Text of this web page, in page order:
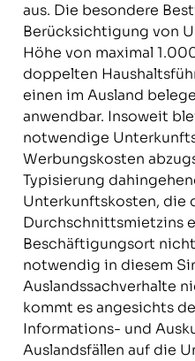
aus. Die besondere
Berücksichtigung von
Höhe von maximal
doppelten
einen im Ausland
anwendbar. Insoweit
notwendige
Werbungskosten
Typisierung
Unterkunftskosten, die
Durchschnittsmietzins
Beschäftigungsort
notwendig in diesem
Auslandssachverhalte
kommt es angesichts
Informations- und
Auslandsfällen auf die